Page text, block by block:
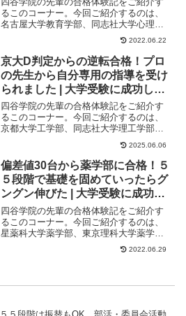
備校四谷学院】
るこのコーナー。今回ご紹介するのは、
名古屋大学教育学部、同志社大学心理学
部、立命館大学総合心理学部に合格した
2022.06.22
京大D判定からの逆転合格！プロ
の先生から自分専用の指導を受け
られました | 大学受験に成功した
先輩にインタビュー【大学受験予
備校四谷学院】
四谷学院の先輩の合格体験記をご紹介す
るこのコーナー。今回ご紹介するのは、
京都大学工学部、同志社大学理工学部に
合格したくんのストーリーです。説明会
2025.06.06
偏差値30台から薬学部に合格！５
５段階で基礎を固めていったらグ
ングン伸びた | 大学受験に成功し
た先輩にインタビュー【大学受験
予備校四谷学院】
四谷学院の先輩の合格体験記をご紹介す
るこのコーナー。今回ご紹介するのは、
星薬科大学薬学部、東京理科大学薬学
部、明治薬科大学薬学部、東京薬科大学
2022.06.29